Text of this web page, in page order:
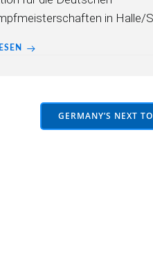
in Halle/
GERMANY’S NEXT